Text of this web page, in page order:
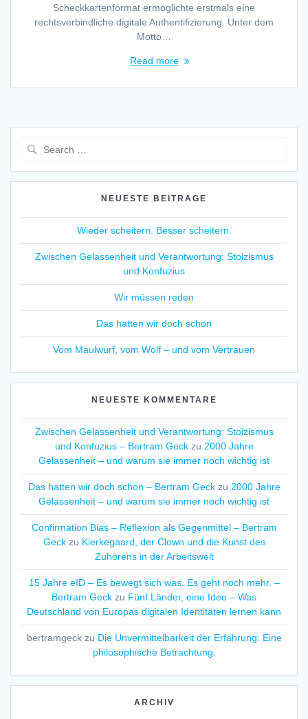
Scheckkartenformat ermöglichte erstmals eine
rechtsverbindliche digitale Authentifizierung. Unter dem
Motto…
Read more
NEUESTE BEITRÄGE
Wieder scheitern. Besser scheitern.
Zwischen Gelassenheit und Verantwortung: Stoizismus
und Konfuzius
Wir müssen reden
Das hatten wir doch schon
Vom Maulwurf, vom Wolf – und vom Vertrauen
NEUESTE KOMMENTARE
Zwischen Gelassenheit und Verantwortung: Stoizismus
und Konfuzius – Bertram Geckzu 2000 Jahre
Gelassenheit – und warum sie immer noch wichtig ist
Das hatten wir doch schon – Bertram Geckzu 2000 Jahre
Gelassenheit – und warum sie immer noch wichtig ist
Confirmation Bias – Reflexion als Gegenmittel – Bertram
Geckzu Kierkegaard, der Clown und die Kunst des
Zuhörens in der Arbeitswelt
15 Jahre eID – Es bewegt sich was. Es geht noch mehr. –
Bertram Geck zu Fünf Länder, eine Idee – Was
Deutschland von Europas digitalen Identitäten lernen kann
bertramgeckzu Die Unvermittelbarkeit der Erfahrung: Eine
philosophische Betrachtung.
ARCHIV